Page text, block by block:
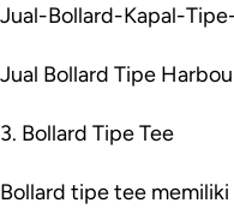
Jual-Bollard-Kapal-
Jual Bollard Tipe
3. Bollard Tipe Tee
Bollard tipe tee